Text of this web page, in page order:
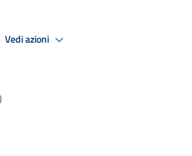
Vedi azioni